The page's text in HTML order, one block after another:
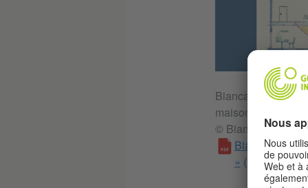
Bianca Weeko
maison devient
© Bianca Weeko
Bianca
» (PDF, 6 MB)